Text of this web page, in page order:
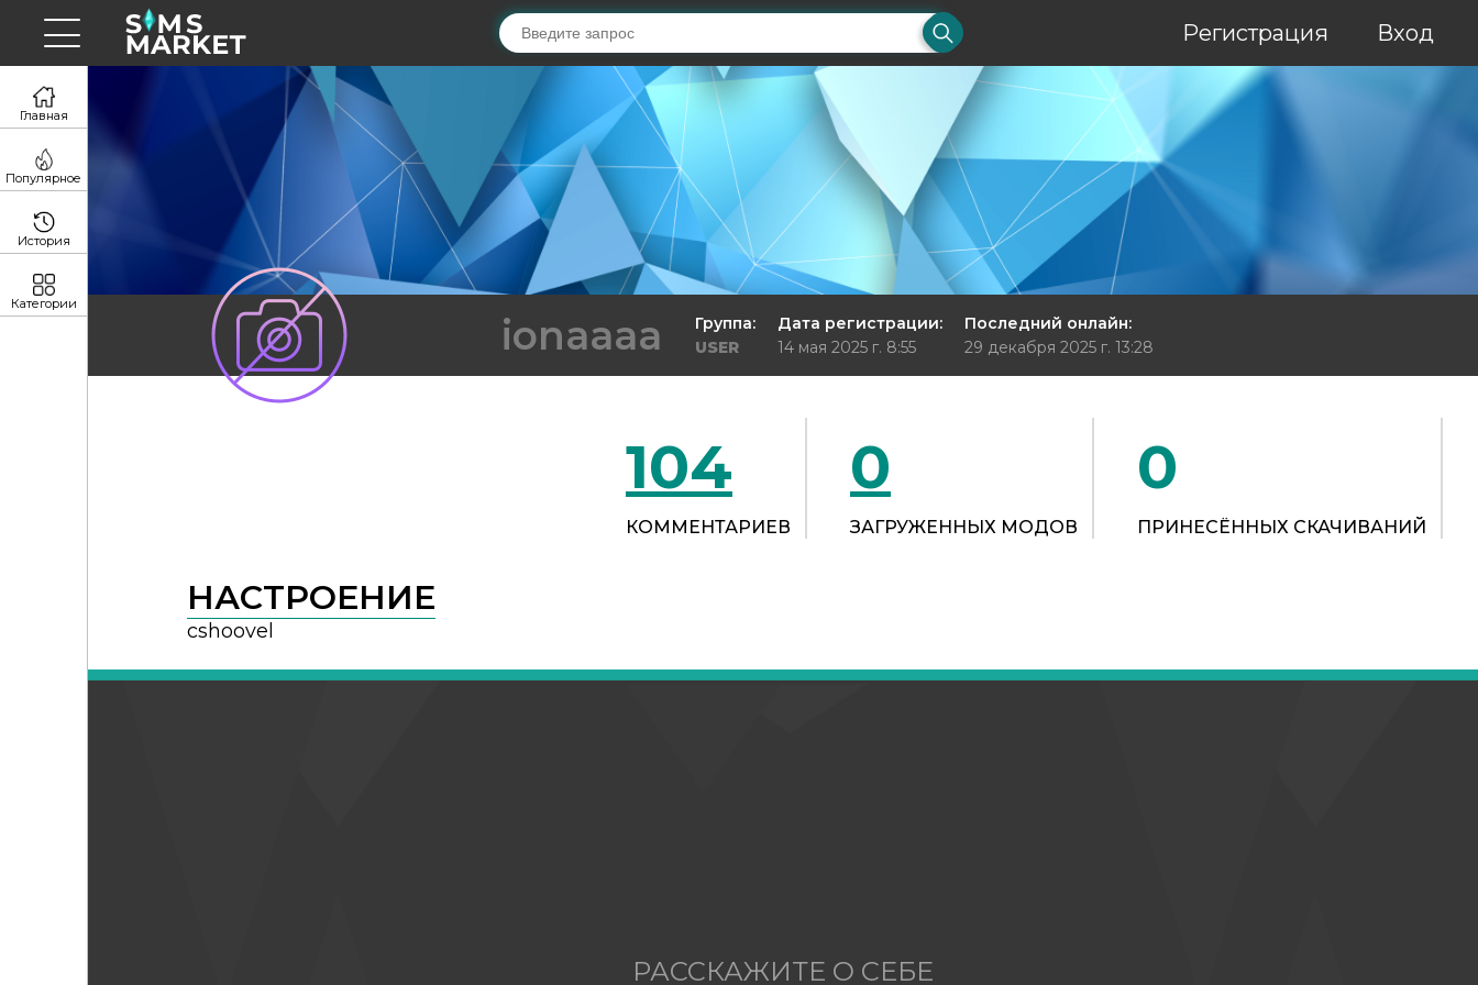
Регистрация Вход
ionaaaa
Группа:
USER
Дата регистрации:
14 мая 2025 г. 8:55
Последний онлайн:
29 декабря 2025 г. 13:28
104
КОММЕНТАРИЕВ
0
ЗАГРУЖЕННЫХ МОДОВ
0
ПРИНЕСЁННЫХ СКАЧИВАНИЙ
НАСТРОЕНИЕ
cshoovel
РАССКАЖИТЕ О СЕБЕ
Главная
Популярное
История
Категории